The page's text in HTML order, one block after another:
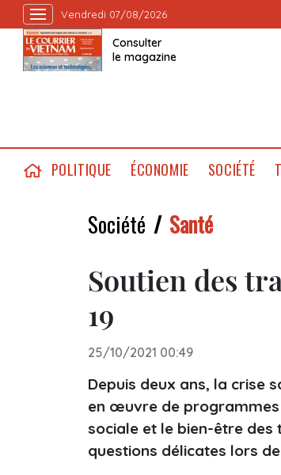
Vendredi 07/08/2026
Consulter
le magazine
POLITIQUE ÉCONOMIE SOCIÉTÉ
Société Santé
Soutien des
19
25/10/2021 00:49
Depuis deux ans, la crise
en œuvre de programmes
sociale et le bien-être
questions délicates lors